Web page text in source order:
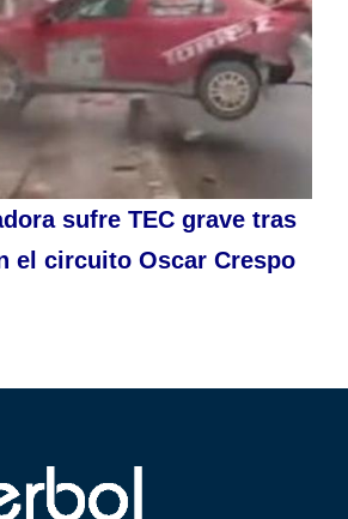
sufre TEC grave tras
el circuito Oscar Crespo